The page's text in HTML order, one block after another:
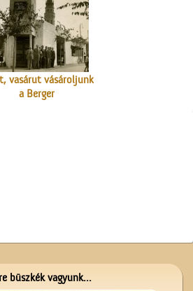
vasárut vásároljunk
a Berger
büszkék vagyunk...